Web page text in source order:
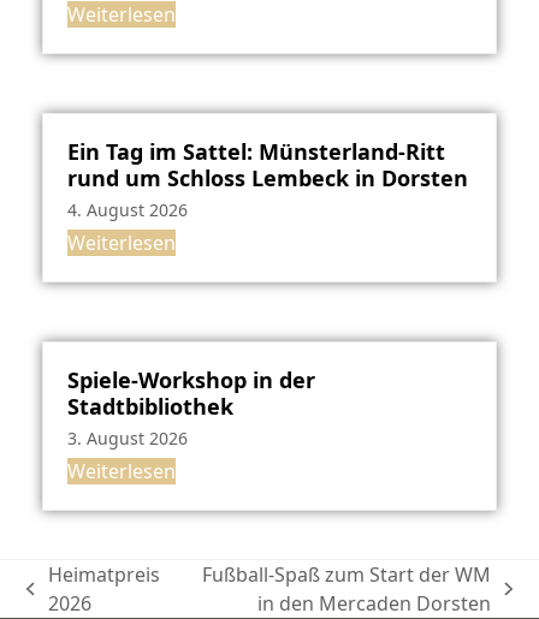
Weiterlesen
Ein Tag im Sattel: Münsterland-Ritt
rund um Schloss Lembeck in Dorsten
4. August 2026
Weiterlesen
Spiele-Workshop in der
Stadtbibliothek
3. August 2026
Weiterlesen
vorheriger
Heimatpreis
2026
Nächster
Fußball-Spaß zum Start der WM
in den Mercaden Dorsten